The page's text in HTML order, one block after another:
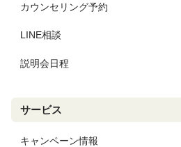
カウンセリング予約
LINE相談
説明会日程
サービス
キャンペーン情報